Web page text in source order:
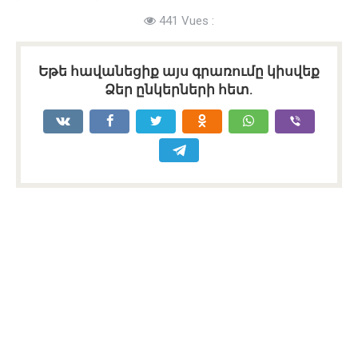
441 Vues :
Եթե հավանեցիք այս գրառումը կիսվեք
Ձեր ընկերների հետ.